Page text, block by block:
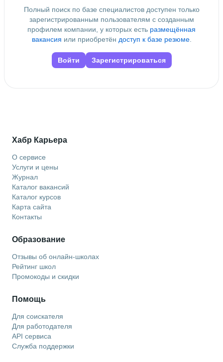
Полный поиск по базе специалистов доступен только
зарегистрированным пользователям с созданным
профилем компании, у которых есть размещённая
вакансия или приобретён доступ к базе резюме.
Войти Зарегистрироваться
Хабр Карьера
О сервисе
Услуги и цены
Журнал
Каталог вакансий
Каталог курсов
Карта сайта
Контакты
Образование
Отзывы об онлайн-школах
Рейтинг школ
Промокоды и скидки
Помощь
Для соискателя
Для работодателя
API сервиса
Служба поддержки